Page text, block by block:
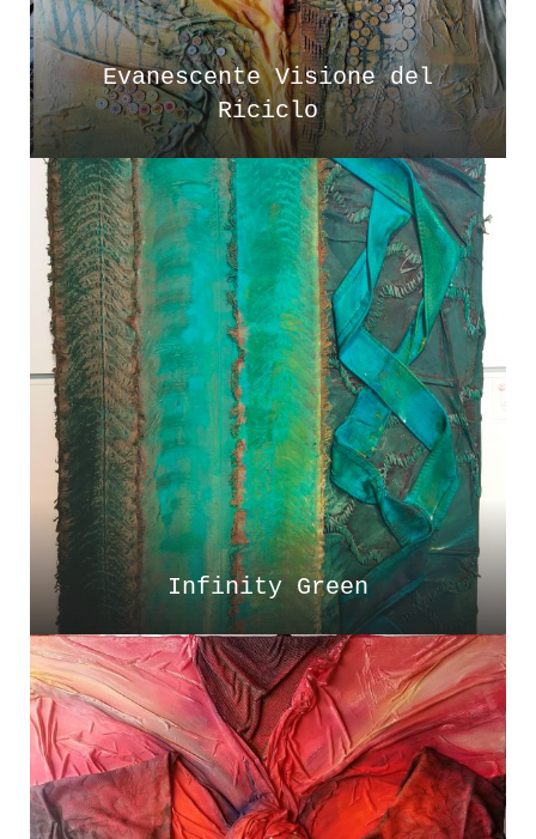
Evanescente Visione del
Riciclo
Infinity Green